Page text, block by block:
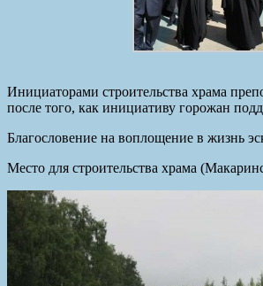
Инициаторами строительства храма
после того, как инициативу горожан
Благословение на воплощение в жизнь
Место для строительства храма